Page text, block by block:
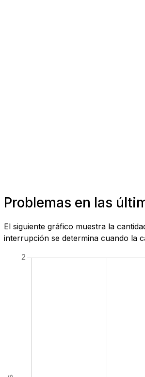
Problemas en las
El siguiente gráfico muestra la
interrupción se determina cuando la